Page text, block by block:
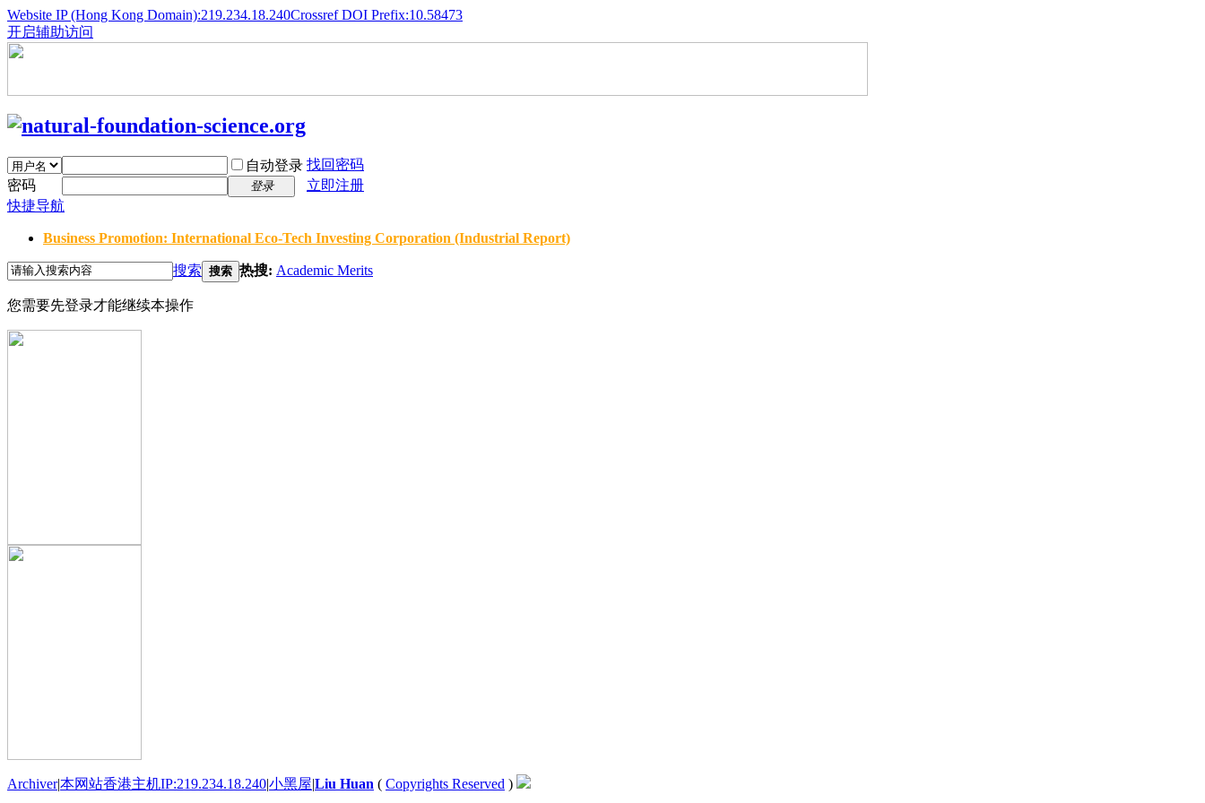
Website IP (Hong Kong Domain):219.234.18.240Crossref DOI Prefix:10.58473
开启辅助访问
自动登录 找回密码
密码
登录
立即注册
快捷导航
Business Promotion: International Eco-Tech Investing Corporation (Industrial Report)
搜索 搜索 热搜: Academic Merits
您需要先登录才能继续本操作
Archiver|本网站香港主机IP:219.234.18.240|小黑屋|Liu Huan ( Copyrights Reserved )